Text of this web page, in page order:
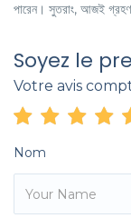
পারেন। সুতরাং, আজই
Soyez le
Votre avis
Nom